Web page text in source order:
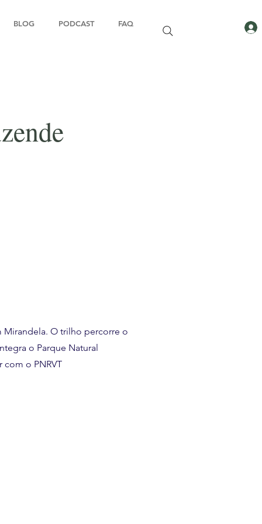
BLOG PODCAST FAQ
Mirandela. O trilho percorre o
o Parque Natural
o PNRVT